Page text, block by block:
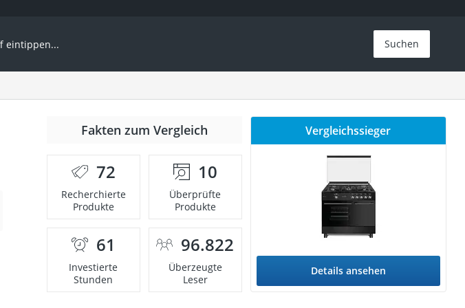
Suchen
Fakten zum Vergleich
72
Recherchierte
Produkte
10
Überprüfte
Produkte
61
Investierte
Stunden
96.822
Überzeugte
Leser
Vergleichssieger
Details ansehen